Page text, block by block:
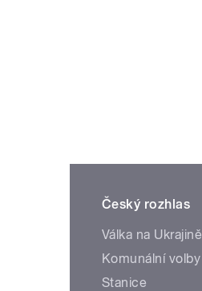
Český rozhlas
Válka na Ukrajině
Komunální volby
Stanice